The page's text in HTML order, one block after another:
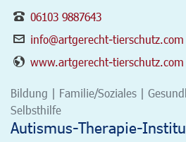
06103 9887643
info@artgerecht-tierschutz.com
www.artgerecht-tierschutz.com
Bildung | Familie/Soziales |
Selbsthilfe
Autismus-Therapie-